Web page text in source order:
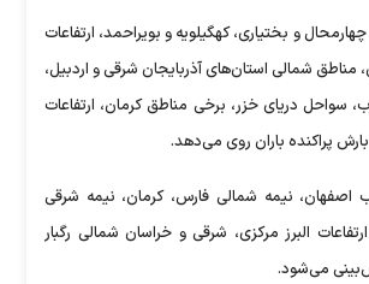
و بختیاری، کهگیلویه و بویراحمد، ارتفاعات
شمالی استان‌های آذربایجان شرقی و اردبیل،
سواحل دریای خزر، برخی مناطق کرمان، ارتفاعات
پراکنده باران روی می‌دهد.
اصفهان، نیمه شمالی فارس، کرمان، نیمه شرقی
البرز مرکزی، شرقی و خراسان شمالی رگبار
می‌شود.